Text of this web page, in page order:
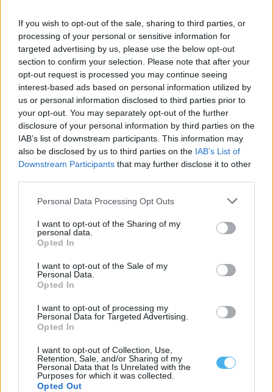
If you wish to opt-out of the sale, sharing to third parties, or
processing of your personal or sensitive information for
targeted advertising by us, please use the below opt-out
section to confirm your selection. Please note that after your
opt-out request is processed you may continue seeing
interest-based ads based on personal information utilized by
us or personal information disclosed to third parties prior to
your opt-out. You may separately opt-out of the further
disclosure of your personal information by third parties on the
IAB’s list of downstream participants. This information may
also be disclosed by us to third parties on the IAB’s List of
Downstream Participants that may further disclose it to other
Personal Data Processing Opt Outs
I want to opt-out of the Sharing of my
personal data.
Opted In
I want to opt-out of the Sale of my
Personal Data.
Opted In
I want to opt-out of processing my
Personal Data for Targeted Advertising.
Opted In
I want to opt-out of Collection, Use,
Retention, Sale, and/or Sharing of my
Personal Data that Is Unrelated with the
Purposes for which it was collected.
Opted Out
Parque Eólico do Sudoeste: Organização contesta projeto e
pede estudo dos impactos cumulativos
A RENOVAR Santiago do Cacém contesta o Parque Eólico do
Sudoeste e exige uma...
6 Agosto, 2026 - 11:59
Nova de Santo André
Um homem de 36 anos foi detido pela GNR por suspeita de
tráfico de...